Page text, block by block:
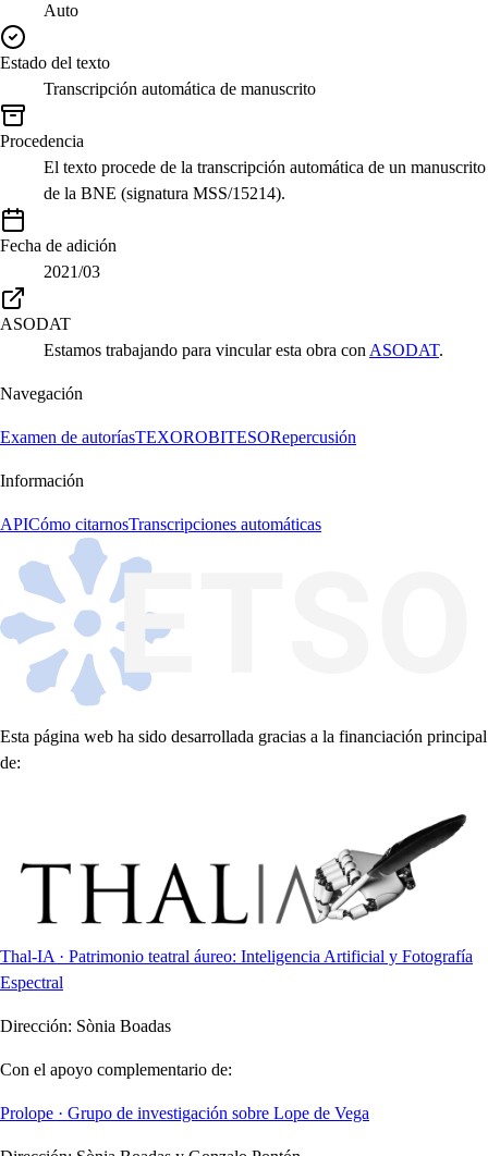
Auto
Estado del texto
Transcripción automática de manuscrito
Procedencia
El texto procede de la transcripción automática de un manuscrito
de la BNE (signatura MSS/15214).
Fecha de adición
2021/03
ASODAT
Estamos trabajando para vincular esta obra con ASODAT.
Navegación
Examen de autoríasTEXOROBITESORepercusión
Información
APICómo citarnosTranscripciones automáticas
Esta página web ha sido desarrollada gracias a la financiación principal
de:
Thal-IA · Patrimonio teatral áureo: Inteligencia Artificial y Fotografía
Espectral
Dirección: Sònia Boadas
Con el apoyo complementario de:
Prolope · Grupo de investigación sobre Lope de Vega